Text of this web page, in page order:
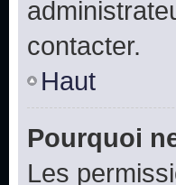
contacter.
Haut
Pourquoi
Les